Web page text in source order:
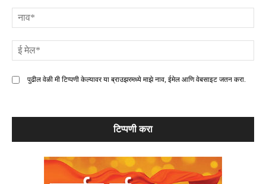
पुढील वेळी मी टिप्पणी केल्यावर या ब्राउझरमध्ये माझे नाव, ईमेल आणि वेबसाइट जतन करा.